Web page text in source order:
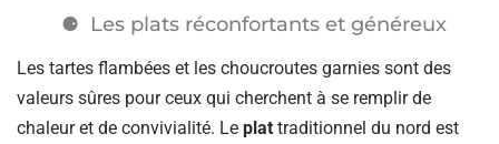
Les plats réconfortants et généreux
Les tartes flambées et les choucroutes garnies sont des
valeurs sûres pour ceux qui cherchent à se remplir de
chaleur et de convivialité. Le plat traditionnel du nord est